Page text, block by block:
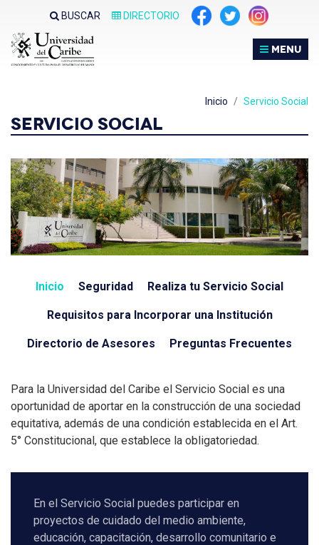
sitio
web
de
BUSCAR DIRECTORIO
MENU
Inicio Servicio Social
SERVICIO SOCIAL
Inicio Seguridad Realiza tu Servicio Social
Requisitos para Incorporar una Institución
Directorio de Asesores Preguntas Frecuentes
Para la Universidad del Caribe el Servicio Social es una
oportunidad de aportar en la construcción de una sociedad
equitativa, además de una condición establecida en el Art.
5° Constitucional, que establece la obligatoriedad.
En el Servicio Social puedes participar en
proyectos de cuidado del medio ambiente,
educación, capacitación, desarrollo comunitario e